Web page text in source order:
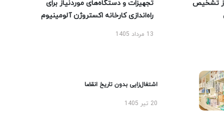
تشخیص
تجهیزات و دستگاه‌های موردنیاز برای
راه‌اندازی کارخانه اکستروژن آلومینیوم
13 مرداد 1405
اشتغال‌زایی بدون تاریخ انقضا
20 تیر 1405